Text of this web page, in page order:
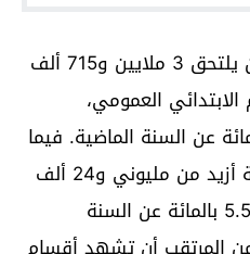
بلغة الأرقام، من المرتقب أن يلتحق 3 ملايين و715 ألف
العمومي،
تراجع قدره 1.3 بالمائة عن السنة الماضية. فيما
سيلتحق بالمدارس الإعدادية أزيد من مليوني و24 ألف
تلميذ، بتسجيل زيادة بلغت 5.5 بالمائة عن السنة